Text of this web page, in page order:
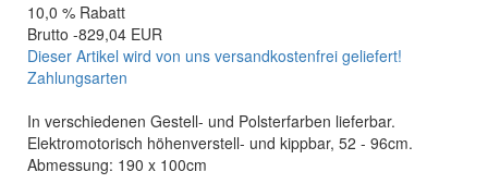
10,0 % Rabatt
Brutto -829,04 EUR
Dieser Artikel wird von uns versandkostenfrei geliefert!
Zahlungsarten
In verschiedenen Gestell- und Polsterfarben lieferbar.
Elektromotorisch höhenverstell- und kippbar, 52 - 96cm.
Abmessung: 190 x 100cm